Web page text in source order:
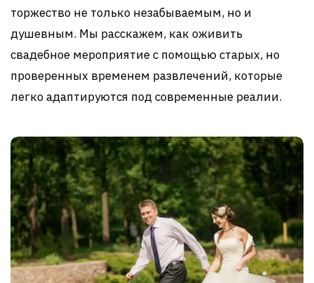
торжество не только незабываемым, но и
душевным. Мы расскажем, как оживить
свадебное мероприятие с помощью старых, но
проверенных временем развлечений, которые
легко адаптируются под современные реалии.